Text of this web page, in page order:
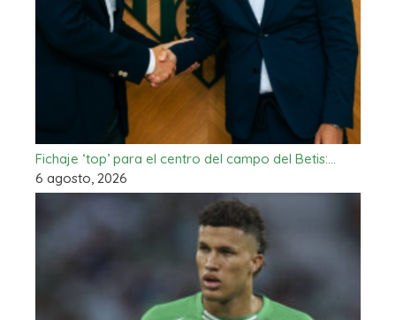
Fichaje ‘top’ para el centro del campo del Betis:…
6 agosto, 2026